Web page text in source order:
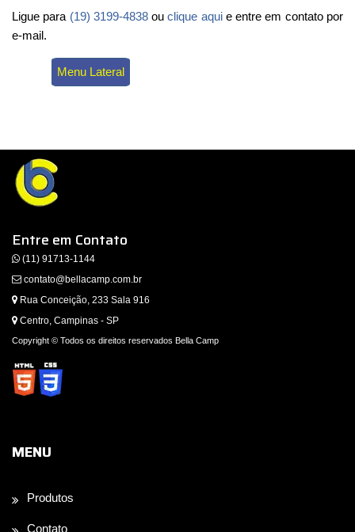
Ligue para (19) 3199-4838ouclique aquie entre em contato por
e-mail.
Menu Lateral
Entre em Contato
(11) 91713-1144
contato@bellacamp.com.br
Rua Conceição, 233 Sala 916
Centro, Campinas - SP
Copyright © Todos os direitos reservados Bella Camp
MENU
Produtos
Contato